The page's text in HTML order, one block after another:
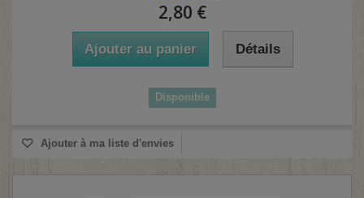
2,80 €
Ajouter au panier Détails
Disponible
Ajouter à ma liste d'envies